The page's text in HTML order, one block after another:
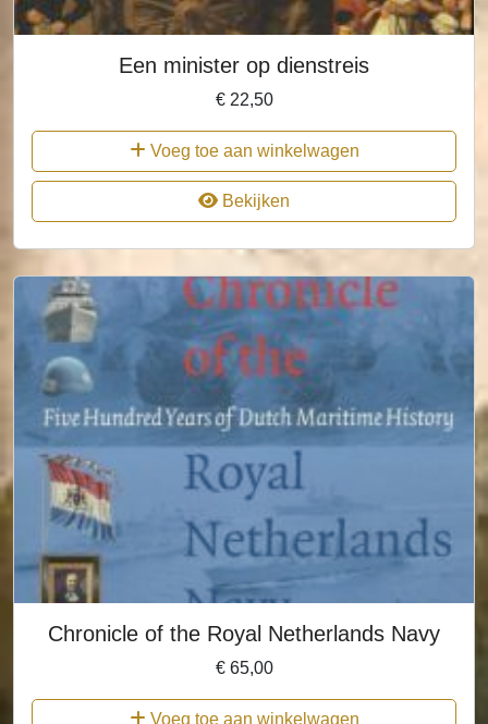
Een minister op dienstreis
€22,50
Voeg toe aan winkelwagen
Bekijken
Chronicle of the Royal Netherlands Navy
€65,00
Voeg toe aan winkelwagen